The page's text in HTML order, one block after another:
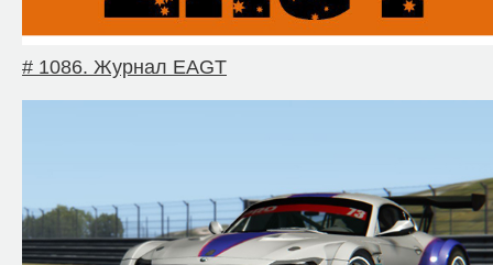
# 1086. Журнал EAGT